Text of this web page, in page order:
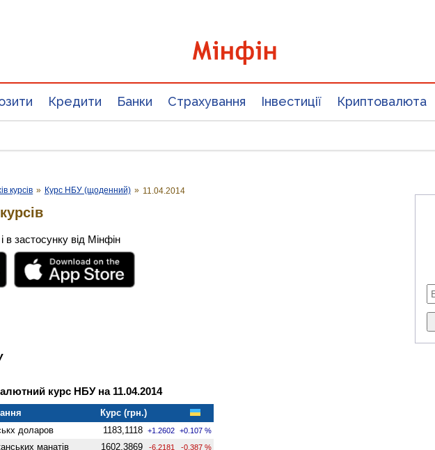
Кредити Банки Страхування Інвестиції Криптовалюта
курсів » Курс НБУ (щоденний) » 11.04.2014
застосунку від Мінфін
курс НБУ на 11.04.2014
Курс (грн.)
доларов 1183,1118 +1.2602 +0.107 %
манатів 1602,3869 -6.2181 -0.387 %